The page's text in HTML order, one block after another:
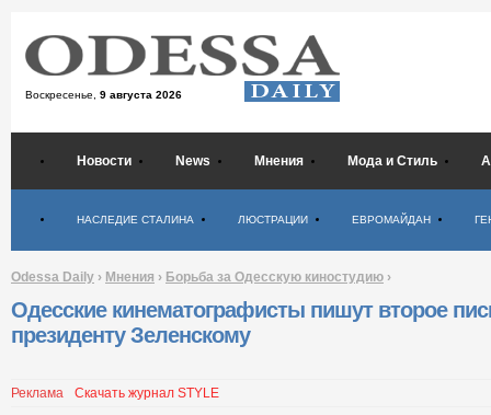
Воскресенье, 9 августа 2026
Новости News Мнения Мода и Стиль
НАСЛЕДИЕ СТАЛИНА ЛЮСТРАЦИИ ЕВРОМАЙДАН
Odessa Daily › Мнения › Борьба за Одесскую киностудию ›
Одесские кинематографисты пишут второе
президенту Зеленскому
Реклама Скачать журнал STYLE